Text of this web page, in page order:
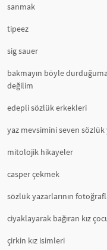
sanmak
tipeez
sig sauer
bakmayın böyle
değilim
edepli sözlük erkekleri
yaz mevsimini seven sözlük
mitolojik hikayeler
casper çekmek
sözlük yazarlarının
ciyaklayarak bağıran kız
çirkin kız isimleri